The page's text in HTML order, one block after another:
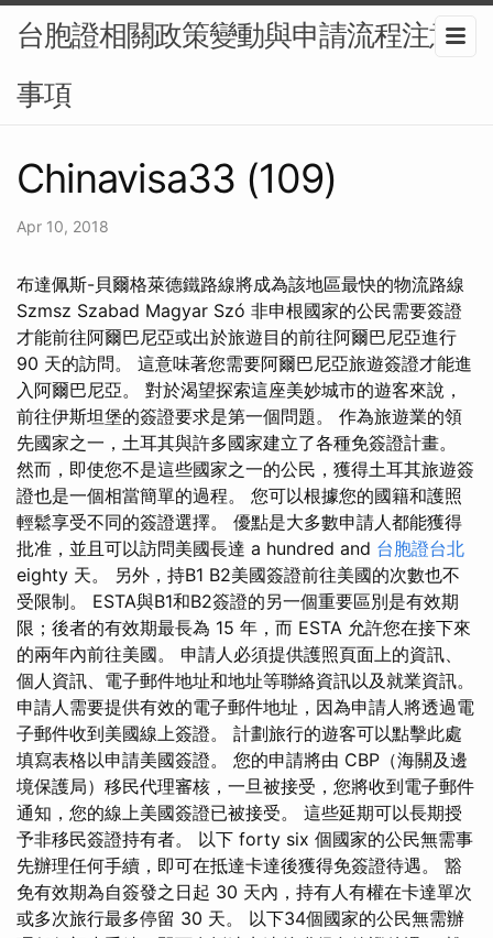
台胞證相關政策變動與申請流程注意
事項
Chinavisa33 (109)
Apr 10, 2018
布達佩斯-貝爾格萊德鐵路線將成為該地區最快的物流路線
Szmsz Szabad Magyar Szó 非申根國家的公民需要簽證
才能前往阿爾巴尼亞或出於旅遊目的前往阿爾巴尼亞進行
90 天的訪問。 這意味著您需要阿爾巴尼亞旅遊簽證才能進
入阿爾巴尼亞。 對於渴望探索這座美妙城市的遊客來說，
前往伊斯坦堡的簽證要求是第一個問題。 作為旅遊業的領
先國家之一，土耳其與許多國家建立了各種免簽證計畫。
然而，即使您不是這些國家之一的公民，獲得土耳其旅遊簽
證也是一個相當簡單的過程。 您可以根據您的國籍和護照
輕鬆享受不同的簽證選擇。 優點是大多數申請人都能獲得
批准，並且可以訪問美國長達 a hundred and 台胞證台北
eighty 天。 另外，持B1 B2美國簽證前往美國的次數也不
受限制。 ESTA與B1和B2簽證的另一個重要區別是有效期
限；後者的有效期最長為 15 年，而 ESTA 允許您在接下來
的兩年內前往美國。 申請人必須提供護照頁面上的資訊、
個人資訊、電子郵件地址和地址等聯絡資訊以及就業資訊。
申請人需要提供有效的電子郵件地址，因為申請人將透過電
子郵件收到美國線上簽證。 計劃旅行的遊客可以點擊此處
填寫表格以申請美國簽證。 您的申請將由 CBP（海關及邊
境保護局）移民代理審核，一旦被接受，您將收到電子郵件
通知，您的線上美國簽證已被接受。 這些延期可以長期授
予非移民簽證持有者。 以下 forty six 個國家的公民無需事
先辦理任何手續，即可在抵達卡達後獲得免簽證待遇。 豁
免有效期為自簽發之日起 30 天內，持有人有權在卡達單次
或多次旅行最多停留 30 天。 以下34個國家的公民無需辦